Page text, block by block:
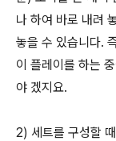
나 하여 바로 내려
놓을 수 있습니다.
이 플레이를 하는
야 겠지요.
2) 세트를 구성할